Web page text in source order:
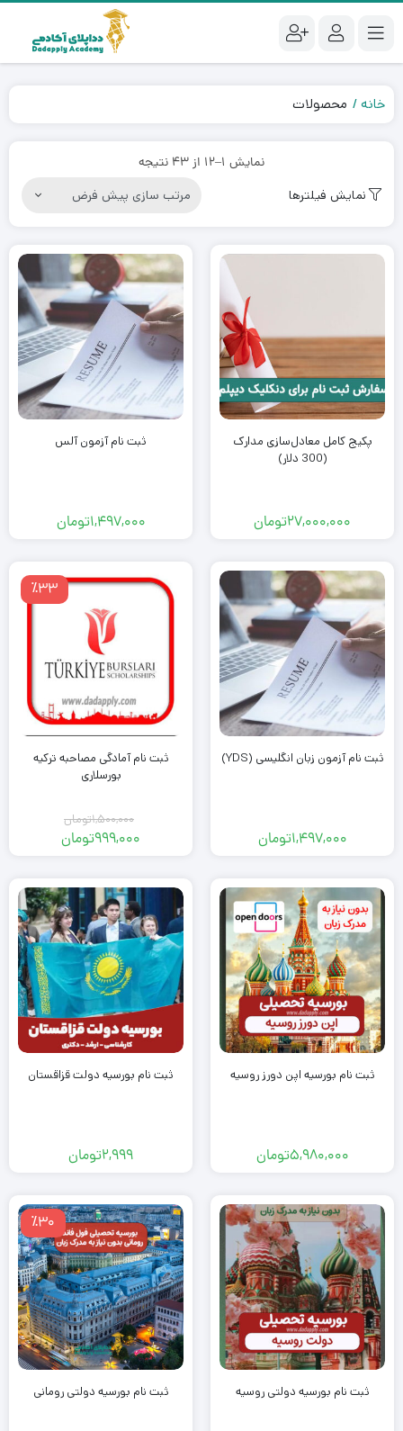
خانه محصولات
نمایش 1–12 از 43 نتیجه
نمایش فیلترها
پکیج کامل معادل‌سازی مدارک
(300 دلار)
27,000,000تومان
ثبت نام آزمون آلس
1,497,000تومان
ثبت نام آزمون زبان انگلیسی (YDS)
1,497,000تومان
٪33
ثبت نام آمادگی مصاحبه ترکیه
بورسلاری
1,500,000تومان
999,000تومان
ثبت نام بورسیه اپن دورز روسیه
5,980,000تومان
ثبت نام بورسیه دولت قزاقستان
2,999تومان
ثبت نام بورسیه دولتی روسیه
٪30
ثبت نام بورسیه دولتی رومانی